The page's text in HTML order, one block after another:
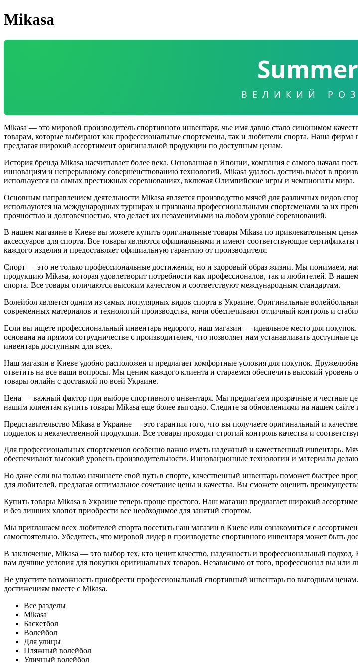
Mikasa
ВЕЛИКИЙ
Mikasa — это мировой производитель спортивного инвентаря, чье имя давно стало синонимом
товарам, которые выбирают как профессиональные спортсмены, так и любители спорта. Наша фирма
предлагая широкий ассортимент оригинальной продукции по доступным ценам.
История бренда Mikasa насчитывает более века. Основанная в Японии, компания с самого начала
инновациям и непрерывному совершенствованию технологий, Mikasa удалось достичь высот в
используется на самых престижных соревнованиях, включая Олимпийские игры и чемпионаты мира.
Основным направлением деятельности Mikasa является производство мячей для различных видов
используются на международных турнирах и признаны профессиональными спортсменами за их
прочностью и долговечностью, что делает их незаменимыми на любом уровне соревнований.
В нашем магазине в Киеве вы можете купить оригинальные товары Mikasa по привлекательным
аксессуаров для спорта. Все товары являются официальными и имеют соответствующие
каждого изделия и предоставляет официальную гарантию от производителя.
Спорт — это не только профессиональные достижения, но и здоровый образ жизни. Мы понимаем,
продукцию Mikasa, которая удовлетворит потребности как профессионалов, так и любителей. В
спорта. Все товары отличаются высоким качеством и соответствуют международным стандартам.
Волейбол является одним из самых популярных видов спорта в Украине. Оригинальные
современных материалов и технологий производства, мячи обеспечивают отличный контроль и
Если вы ищете профессиональный инвентарь недорого, наш магазин — идеальное место для
основана на прямом сотрудничестве с производителем, что позволяет нам устанавливать
инвентарь доступным для всех.
Наш магазин в Киеве удобно расположен и предлагает комфортные условия для покупок.
ответить на все ваши вопросы. Мы ценим каждого клиента и стараемся обеспечить высокий уровень
товары онлайн с доставкой по всей Украине.
Цена — важный фактор при выборе спортивного инвентаря. Мы предлагаем прозрачные и честные
нашим клиентам купить товары Mikasa еще более выгодно. Следите за обновлениями на нашем
Представительство Mikasa в Украине — это гарантия того, что вы получаете оригинальный и
подделок и некачественной продукции. Все товары проходят строгий контроль качества и
Для профессиональных спортсменов особенно важно иметь надежный и качественный инвентарь.
обеспечивают высокий уровень производительности. Инновационные технологии и материалы
Но даже если вы только начинаете свой путь в спорте, качественный инвентарь поможет быстрее
для любителей, предлагая оптимальное сочетание цены и качества. Вы сможете оценить
Купить товары Mikasa в Украине теперь проще простого. Наш магазин предлагает широкий
и без лишних хлопот приобрести все необходимое для занятий спортом.
Мы приглашаем всех любителей спорта посетить наш магазин в Киеве или ознакомиться с
самостоятельно. Убедитесь, что мировой лидер в производстве спортивного инвентаря может быть
В заключение, Mikasa — это выбор тех, кто ценит качество, надежность и профессиональный
вам лучшие условия для покупки оригинальных товаров. Независимо от того, профессионал вы или
Не упустите возможность приобрести профессиональный спортивный инвентарь по выгодным
достижениям вместе с Mikasa.
Все разделы
Mikasa
Баскетбол
Волейбол
Для улицы
Пляжный волейбол
Уличный волейбол